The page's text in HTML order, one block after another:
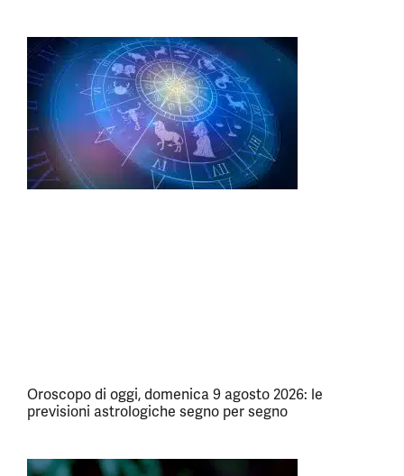
Oroscopo di oggi, domenica 9 agosto 2026: le
previsioni astrologiche segno per segno